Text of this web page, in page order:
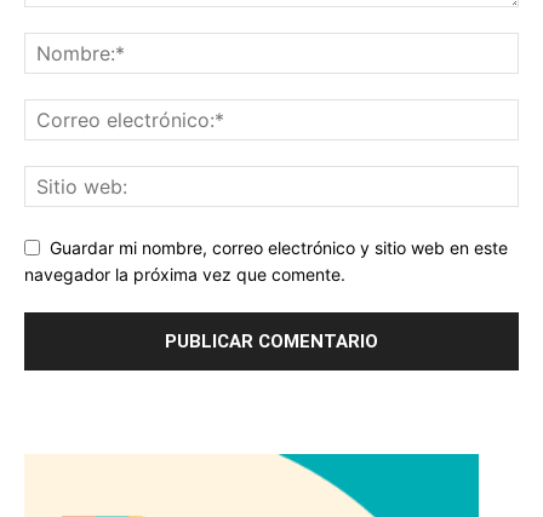
Guardar mi nombre, correo electrónico y sitio web en este
navegador la próxima vez que comente.